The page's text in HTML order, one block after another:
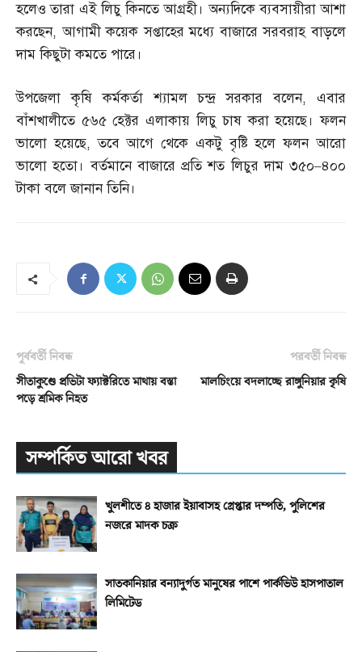
হলেও তারা এই লিচু কিনতে আগ্রহী। অন্যদিকে ব্যবসায়ীরা আশা
করছেন,আগামী কয়েক সপ্তাহের মধ্যে বাজারে সরবরাহ বাড়লে
দাম কিছুটা কমতে পারে।
উপজেলা কৃষি কর্মকর্তা শ্যামল চন্দ্র সরকার বলেন,এবার
বাঁশখালীতে ৫৬৫ হেক্টর এলাকায় লিচু চাষ করা হয়েছে। ফলন
ভালো হয়েছে,তবে আগে থেকে একটু বৃষ্টি হলে ফলন আরো
ভালো হতো। বর্তমানে বাজারে প্রতি শত লিচুর দাম ৩৫০–৪০০
টাকা বলে জানান তিনি।
পূর্ববর্তী নিবন্ধ
সীতাকুণ্ডে প্রভিটা ফ্যাক্টরিতে মাথায় বস্তা
পড়ে শ্রমিক নিহত
পরবর্তী নিবন্ধ
মালচিংয়ে বদলাচ্ছে রাঙ্গুনিয়ার কৃষি
সম্পর্কিত আরো খবর
খুলশীতে ৪ হাজার ইয়াবাসহ গ্রেপ্তার দম্পতি, পুলিশের
নজরে মাদক চক্র
সাতকানিয়ার বন্যাদুর্গত মানুষের পাশে পার্কভিউ হাসপাতাল
লিমিটেড